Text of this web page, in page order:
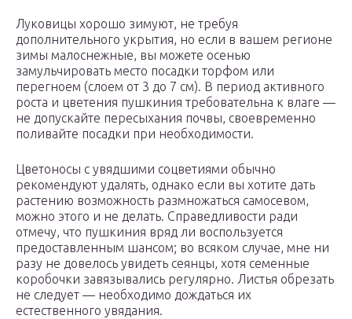
Луковицы хорошо зимуют, не требуя
дополнительного укрытия, но если в вашем регионе
зимы малоснежные, вы можете осенью
замульчировать место посадки торфом или
перегноем (слоем от 3 до 7 см). В период активного
роста и цветения пушкиния требовательна к влаге —
не допускайте пересыхания почвы, своевременно
поливайте посадки при необходимости.
Цветоносы с увядшими соцветиями обычно
рекомендуют удалять, однако если вы хотите дать
растению возможность размножаться самосевом,
можно этого и не делать. Справедливости ради
отмечу, что пушкиния вряд ли воспользуется
предоставленным шансом; во всяком случае, мне ни
разу не довелось увидеть сеянцы, хотя семенные
коробочки завязывались регулярно. Листья обрезать
не следует — необходимо дождаться их
естественного увядания.